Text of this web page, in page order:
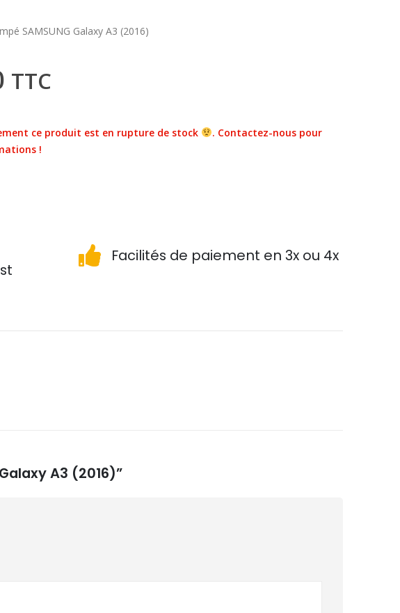
SAMSUNG Galaxy A3 (2016)
TTC
ce produit est en rupture de stock
. Contactez-nous pour
!
Facilités de paiement en 3x ou 4x
A3 (2016)”